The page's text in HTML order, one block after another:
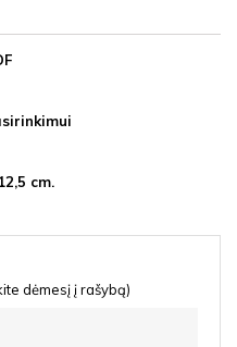
cm.
dėmesį į rašybą)